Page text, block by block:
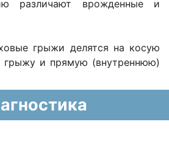
различают врожденные и
грыжи делятся на косую
грыжу и прямую (внутреннюю)